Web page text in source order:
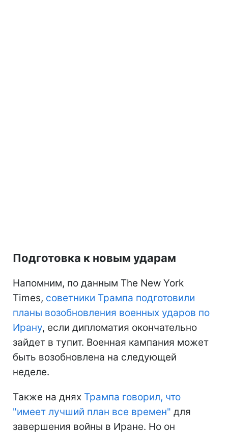
Подготовка к новым ударам
Напомним, по данным The New York
Times, советники Трампа подготовили
планы возобновления военных ударов по
Ирану, если дипломатия окончательно
зайдет в тупит. Военная кампания может
быть возобновлена на следующей
неделе.
Также на днях Трампа говорил, что
"имеет лучший план все времен" для
завершения войны в Иране. Но он